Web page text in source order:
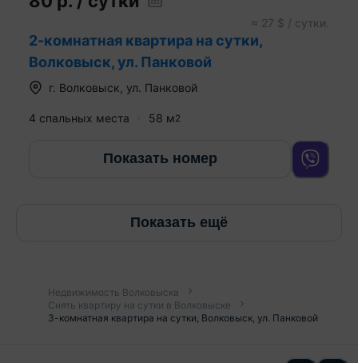
≈ 27 $ / сутки.
2-комнатная квартира на сутки,
Волковыск, ул. Панковой
г. Волковыск ул. Панковой
4 спальных места 58 м2
Показать номер
Показать ещё
Недвижимость Волковыска
Снять квартиру на сутки в Волковыске
3-комнатная квартира на сутки, Волковыск, ул. Панковой